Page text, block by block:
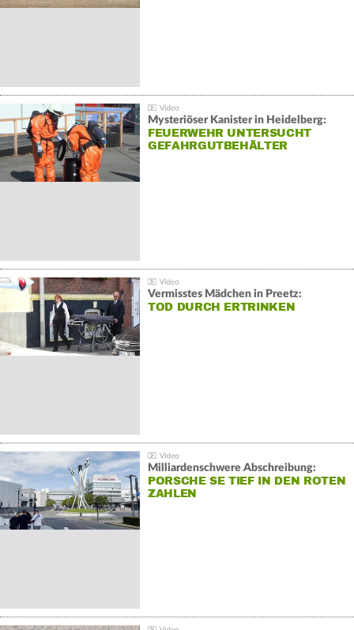
Mysteriöser Kanister in Heidelberg:
FEUERWEHR UNTERSUCHT
GEFAHRGUTBEHÄLTER
Vermisstes Mädchen in Preetz:
TOD DURCH ERTRINKEN
Milliardenschwere Abschreibung:
PORSCHE SE TIEF IN DEN ROTEN
ZAHLEN